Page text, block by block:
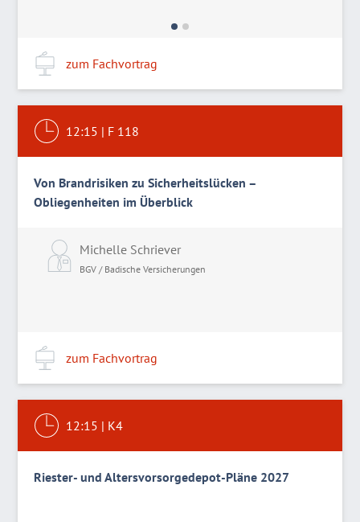
zum Fachvortrag
12:15 | F 118
Von Brandrisiken zu Sicherheitslücken –
Obliegenheiten im Überblick
Michelle Schriever
BGV / Badische Versicherungen
zum Fachvortrag
12:15 | K4
Riester- und Altersvorsorgedepot-Pläne 2027